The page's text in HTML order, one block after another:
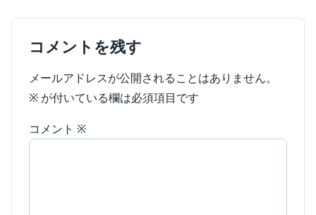
コメントを残す
メールアドレスが公開されることはありません。
※ が付いている欄は必須項目です
コメント ※